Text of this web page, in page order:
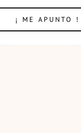
¡ ME APUNTO !